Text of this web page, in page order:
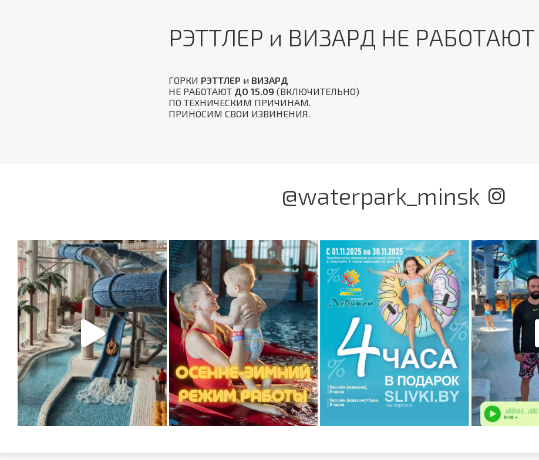
РЭТТЛЕР и ВИЗАРД НЕ РАБОТАЮТ
ГОРКИ РЭТТЛЕР и ВИЗАРД
НЕ РАБОТАЮТ ДО 15.09 (ВКЛЮЧИТЕЛЬНО)
ПО ТЕХНИЧЕСКИМ ПРИЧИНАМ.
ПРИНОСИМ СВОИ ИЗВИНЕНИЯ.
@waterpark_minsk